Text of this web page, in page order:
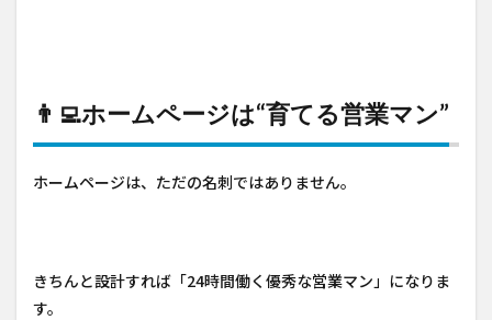
👨‍💻ホームページは“育てる営業マン”
ホームページは、ただの名刺ではありません。
きちんと設計すれば「24時間働く優秀な営業マン」になりま
す。